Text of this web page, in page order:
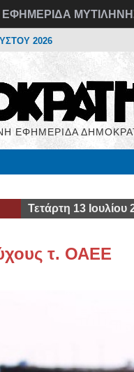
ΕΦΗΜΕΡΙΔΑ
2026
ΕΦΗΜΕΡΙΔΑ
Τετάρτη 13 Ιουλίου
τ. ΟΑΕΕ